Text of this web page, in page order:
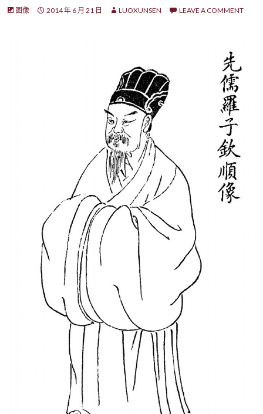
图像 2014 年 6 月 21 日 LUOXUNSEN LEAVE A COMMENT